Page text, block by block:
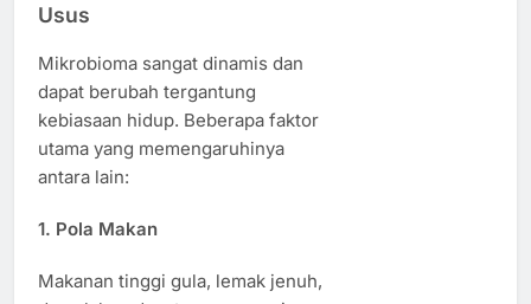
Usus
Mikrobioma sangat dinamis dan
dapat berubah tergantung
kebiasaan hidup. Beberapa faktor
utama yang memengaruhinya
antara lain:
1. Pola Makan
Makanan tinggi gula, lemak jenuh,